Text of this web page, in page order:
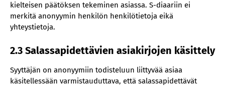
kielteisen päätöksen tekeminen asiassa. S-diaariin ei
merkitä anonyymin henkilön henkilötietoja eikä
yhteystietoja.
2.3 Salassapidettävien asiakirjojen käsittely
Syyttäjän on anonyymiin todisteluun liittyvää asiaa
käsitellessään varmistauduttava, että salassapidettävät